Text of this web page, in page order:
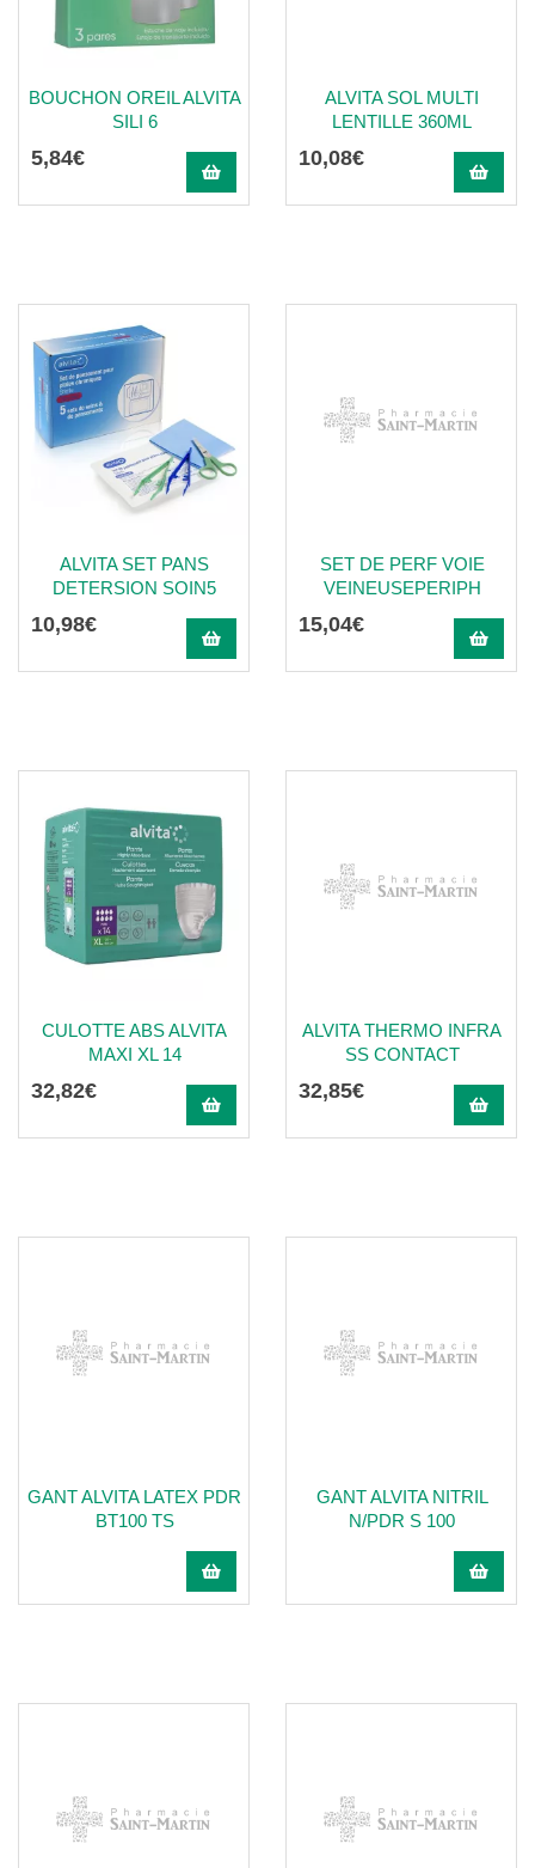
BOUCHON OREIL ALVITA
SILI 6
5,84€
ALVITA SOL MULTI
LENTILLE 360ML
10,08€
ALVITA SET PANS
DETERSION SOIN5
10,98€
SET DE PERF VOIE
VEINEUSEPERIPH
15,04€
CULOTTE ABS ALVITA
MAXI XL 14
32,82€
ALVITA THERMO INFRA
SS CONTACT
32,85€
GANT ALVITA LATEX PDR
BT100 TS
GANT ALVITA NITRIL
N/PDR S 100